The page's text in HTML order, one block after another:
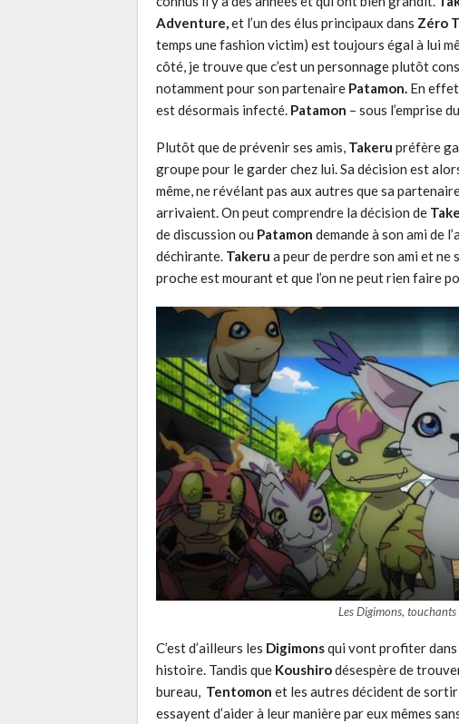
Adventure,et l’un des élus principaux dans Zéro
temps une fashion victim) est toujours égal à lui
côté, je trouve que c’est un personnage plutôt
notamment pour son partenaire Patamon. En
est désormais infecté. Patamon – sous l’emprise
Plutôt que de prévenir ses amis, Takeru préfère
groupe pour le garder chez lui. Sa décision est
même, ne révélant pas aux autres que sa
arrivaient. On peut comprendre la décision de
de discussion ou Patamon demande à son ami de
déchirante. Takeru a peur de perdre son ami et ne
proche est mourant et que l’on ne peut rien faire
Les Digimons,
C’est d’ailleurs les Digimonsqui vont profiter dans
histoire. Tandis que Koushirodésespère de
bureau, Tentomon et les autres décident de
essayent d’aider à leur manière par eux mêmes